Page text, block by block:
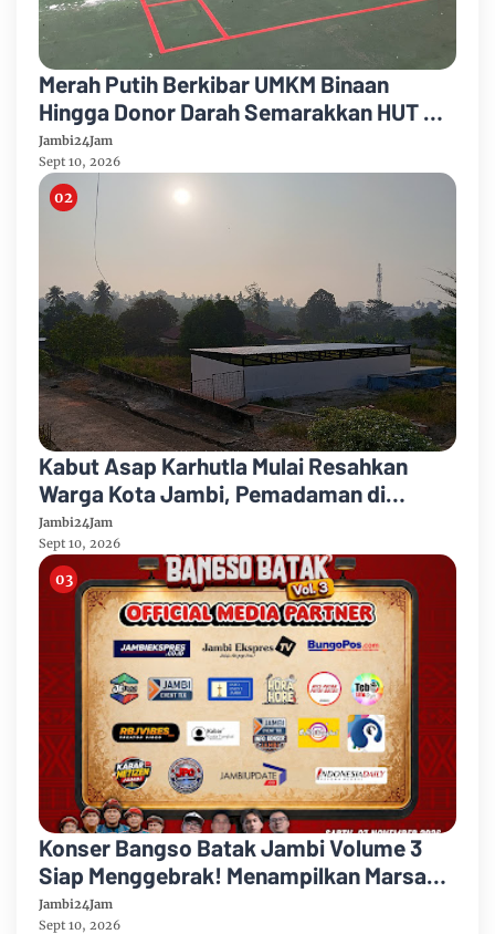
Merah Putih Berkibar UMKM Binaan
Hingga Donor Darah Semarakkan HUT RI
Ke-81 Di PTPN IV Regional IV
Jambi24Jam
Sept 10, 2026
Kabut Asap Karhutla Mulai Resahkan
Warga Kota Jambi, Pemadaman di
Sungai Gelam Terus Dikebut
Jambi24Jam
Sept 10, 2026
Konser Bangso Batak Jambi Volume 3
Siap Menggebrak! Menampilkan Marsada
Band dan Siantar Rap Foundation
Jambi24Jam
Sept 10, 2026